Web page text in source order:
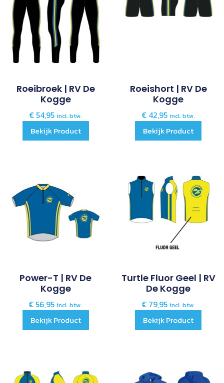
Roeibroek | RV De
Kogge
€54,95 incl. btw.
Bekijk Product
Roeishort | RV De
Kogge
€42,95 incl. btw.
Bekijk Product
Power-T | RV De
Kogge
€ 56,95 incl. btw.
Bekijk Product
Turtle Fluor Geel | RV
De Kogge
€79,95 incl. btw.
Bekijk Product